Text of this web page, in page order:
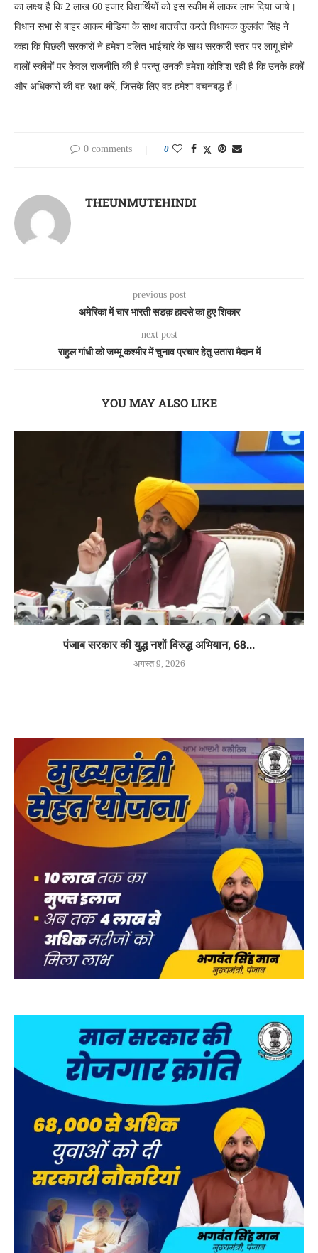
का लक्ष्य है कि 2 लाख 60 हजार विद्यार्थियोंं को इस स्कीम में लाकर लाभ दिया जाये।
विधान सभा से बाहर आकर मीडिया के साथ बातचीत करते विधायक कुलवंत सिंह ने
कहा कि पिछली सरकारों ने हमेशा दलित भाईचारे के साथ सरकारी स्तर पर लागू होने
वालों स्कीमों पर केवल राजनीति की है परन्तु उनकी हमेशा कोशिश रही है कि उनके हकों
और अधिकारों की वह रक्षा करें, जिसके लिए वह हमेशा वचनबद्ध हैं।
0 comments 0
THEUNMUTEHINDI
previous post
अमेरिका में चार भारती सडक़ हादसे का हुए शिकार
next post
राहुल गांधी को जम्मू कश्मीर में चुनाव प्रचार हेतु उतारा मैदान में
YOU MAY ALSO LIKE
पंजाब सरकार की युद्ध नशों विरुद्ध अभियान, 68...
अगस्त 9, 2026